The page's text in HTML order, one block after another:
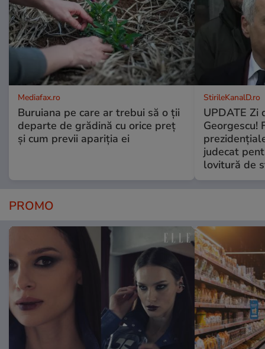
Mediafax.ro
Buruiana pe care ar trebui să o ții
departe de grădină cu orice preț
și cum previi apariția ei
StirileKanalD.ro
UPDATE Zi
Georgescu!
judecat
lovitură de
PROMO